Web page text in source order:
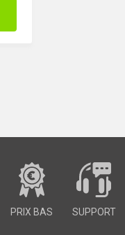
PRIX BAS SUPPORT